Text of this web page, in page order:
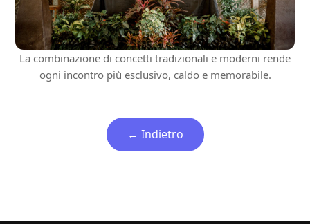
La combinazione di concetti tradizionali e moderni rende
ogni incontro più esclusivo, caldo e memorabile.
← Indietro